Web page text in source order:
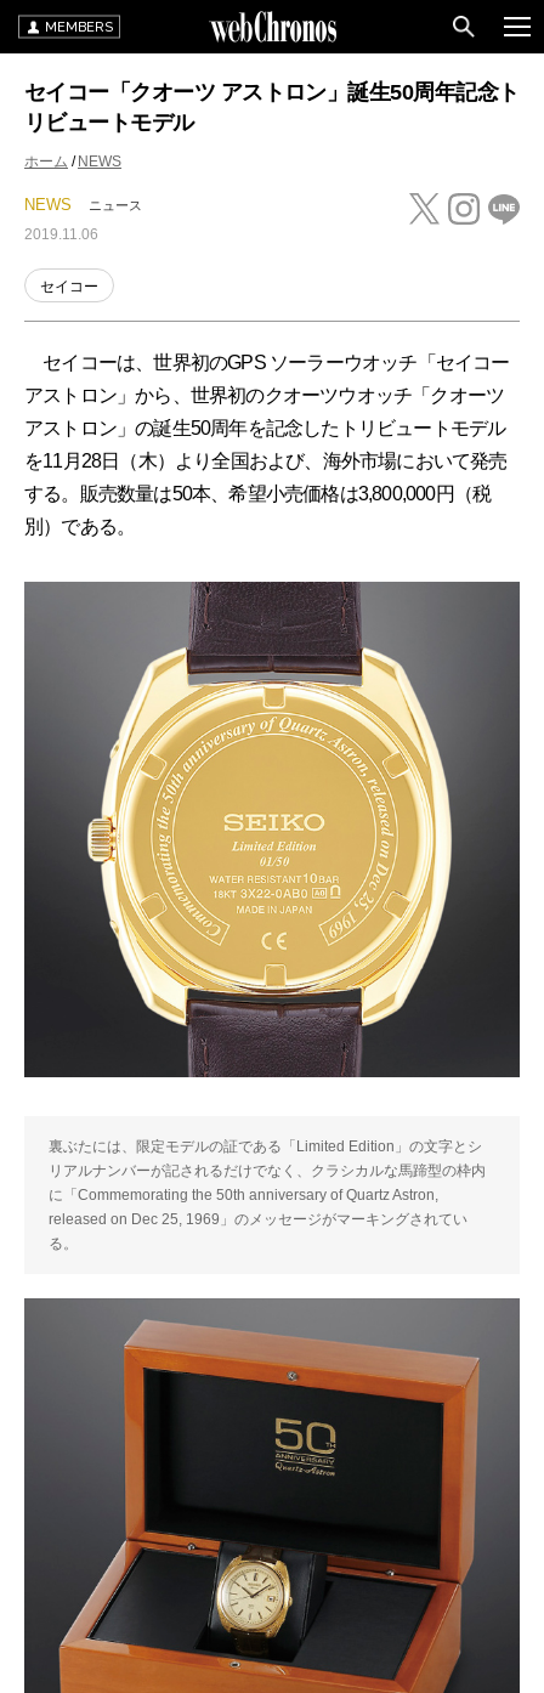
MEMBERS
セイコー「クオーツ アストロン」誕生50周年記念ト
リビュートモデル
ホーム NEWS
NEWS ニュース
2019.11.06
セイコー
セイコーは、世界初のGPS ソーラーウオッチ「セイコー
アストロン」から、世界初のクオーツウオッチ「クオーツ
アストロン」の誕生50周年を記念したトリビュートモデル
を11月28日（木）より全国および、海外市場において発売
する。販売数量は50本、希望小売価格は3,800,000円（税
別）である。
裏ぶたには、限定モデルの証である「Limited Edition」の文字とシ
リアルナンバーが記されるだけでなく、クラシカルな馬蹄型の枠内
に「Commemorating the 50th anniversary of Quartz Astron,
released on Dec 25, 1969」のメッセージがマーキングされてい
る。